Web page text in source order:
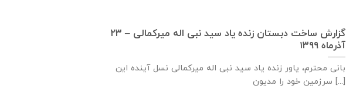
گزارش ساخت دبستان زنده ياد سيد نبی اله ميركمالی – ۲۳
آذر‌ماه ۱۳۹۹
بانی محترم، یاور زنده ياد سيد نبی اله ميركمالی نسل آینده این
سرزمین خود را مدیون [...]